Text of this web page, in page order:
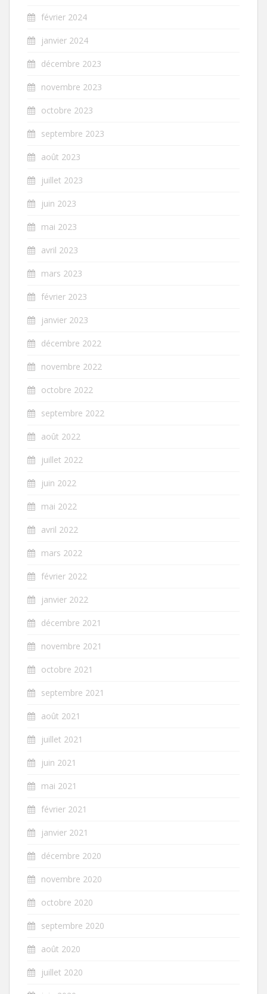
février 2024
janvier 2024
décembre 2023
novembre 2023
octobre 2023
septembre 2023
août 2023
juillet 2023
juin 2023
mai 2023
avril 2023
mars 2023
février 2023
janvier 2023
décembre 2022
novembre 2022
octobre 2022
septembre 2022
août 2022
juillet 2022
juin 2022
mai 2022
avril 2022
mars 2022
février 2022
janvier 2022
décembre 2021
novembre 2021
octobre 2021
septembre 2021
août 2021
juillet 2021
juin 2021
mai 2021
février 2021
janvier 2021
décembre 2020
novembre 2020
octobre 2020
septembre 2020
août 2020
juillet 2020